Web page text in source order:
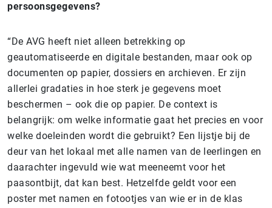
persoonsgegevens?
“De AVG heeft niet alleen betrekking op
geautomatiseerde en digitale bestanden, maar ook op
documenten op papier, dossiers en archieven. Er zijn
allerlei gradaties in hoe sterk je gegevens moet
beschermen – ook die op papier. De context is
belangrijk: om welke informatie gaat het precies en voor
welke doeleinden wordt die gebruikt? Een lijstje bij de
deur van het lokaal met alle namen van de leerlingen en
daarachter ingevuld wie wat meeneemt voor het
paasontbijt, dat kan best. Hetzelfde geldt voor een
poster met namen en fotootjes van wie er in de klas